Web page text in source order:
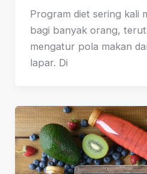
Program diet sering kali
bagi banyak orang,
mengatur pola makan
lapar. Di